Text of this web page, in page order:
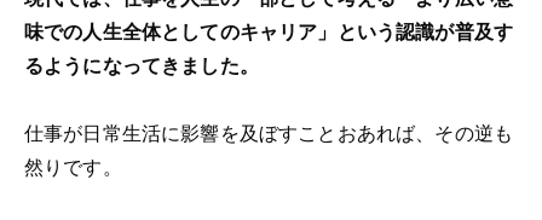
味での人生全体としてのキャリア」という認識が普及す
るようになってきました。
仕事が日常生活に影響を及ぼすことおあれば、その逆も
然りです。